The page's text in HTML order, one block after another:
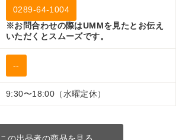
0289-64-1004
※お問合わせの際はUMMを見たとお伝え
いただくとスムーズです。
--
9:30〜18:00（水曜定休）